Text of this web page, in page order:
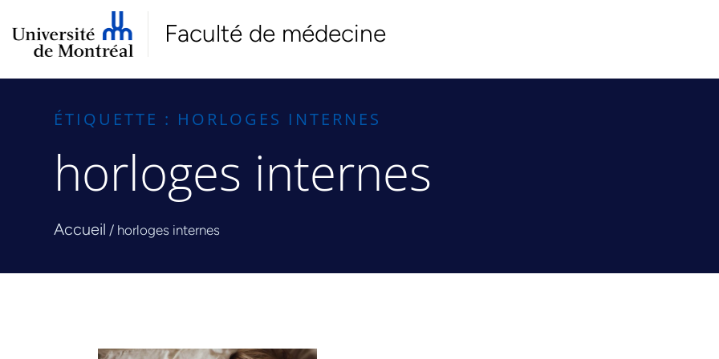
Faculté de médecine
ÉTIQUETTE : HORLOGES INTERNES
horloges internes
Accueil / horloges internes